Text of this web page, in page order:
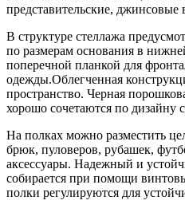
представительские, джинсовые
В структуре стеллажа
по размерам основания в
поперечной планкой для
одежды.Облегченная
пространство. Черная
хорошо сочетаются по дизайну
На полках можно разместить
брюк, пуловеров, рубашек,
аксессуары. Надежный и
собирается при помощи
полки регулируются для